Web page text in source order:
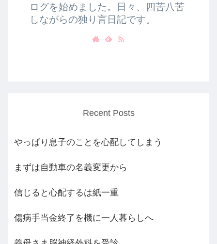
ログを始めました。日々、四苦八苦
しながらの独り言日記です。
Recent Posts
やっぱり息子のことを心配してしまう
まずは自動車の名義変更から
信じると心配するは紙一重
傷病手当金終了を機に一人暮らしへ